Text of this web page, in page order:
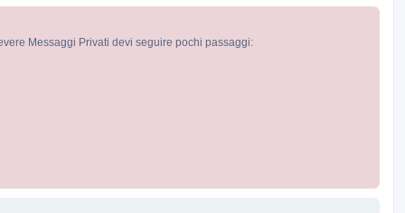
Messaggi Privati devi seguire pochi passaggi: